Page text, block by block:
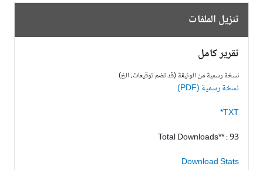
تنزيل الملفات
تقرير كامل
نسخة رسمية من الوثيقة (قد تضم توقيعات، الخ)
نسخة رسمية (PDF)
TXT*
Total Downloads** : 93
Download Stats